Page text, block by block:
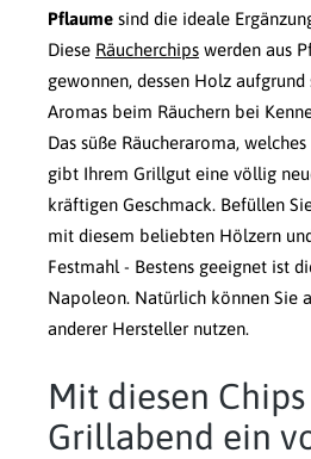
Pflaume sind die ideale
Diese Räucherchips werden aus
gewonnen, dessen Holz aufgrund
Aromas beim Räuchern bei
Das süße Räucheraroma,
gibt Ihrem Grillgut eine völlig
kräftigen Geschmack. Befüllen
mit diesem beliebten Hölzern
Festmahl - Bestens geeignet ist
Napoleon. Natürlich können Sie
anderer Hersteller nutzen.
Mit diesen
Grillabend ein